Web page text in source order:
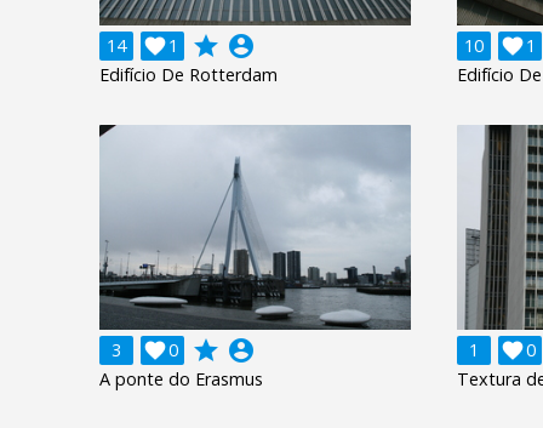
14 1
 grade account_circle
Edifício De Rotterdam
10 1

Edifício
3 0
 grade account_circle
A ponte do Erasmus
1 0

Textura